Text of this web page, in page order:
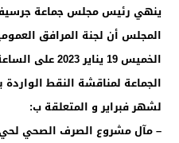
ينهي رئيس مجلس جماعة
المجلس أن لجنة المرافق
الخميس 19 يناير
الجماعة لمناقشة النقط
لشهر فبراير و المتعلقة ب:
– مآل مشروع الصرف الصحي لحي